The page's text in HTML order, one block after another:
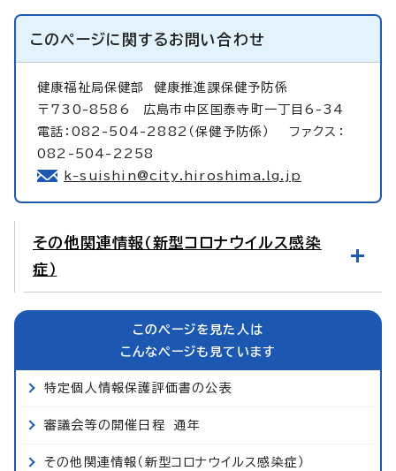
このページに関するお問い合わせ
健康福祉局保健部 健康推進課保健予防係
〒730-8586 広島市中区国泰寺町一丁目6-34
電話：082-504-2882（保健予防係） ファクス：
082-504-2258
k-suishin@city.hiroshima.lg.jp
その他関連情報（新型コロナウイルス感染
症）
このページを見た人は
こんなページも見ています
特定個人情報保護評価書の公表
審議会等の開催日程 通年
その他関連情報（新型コロナウイルス感染症）